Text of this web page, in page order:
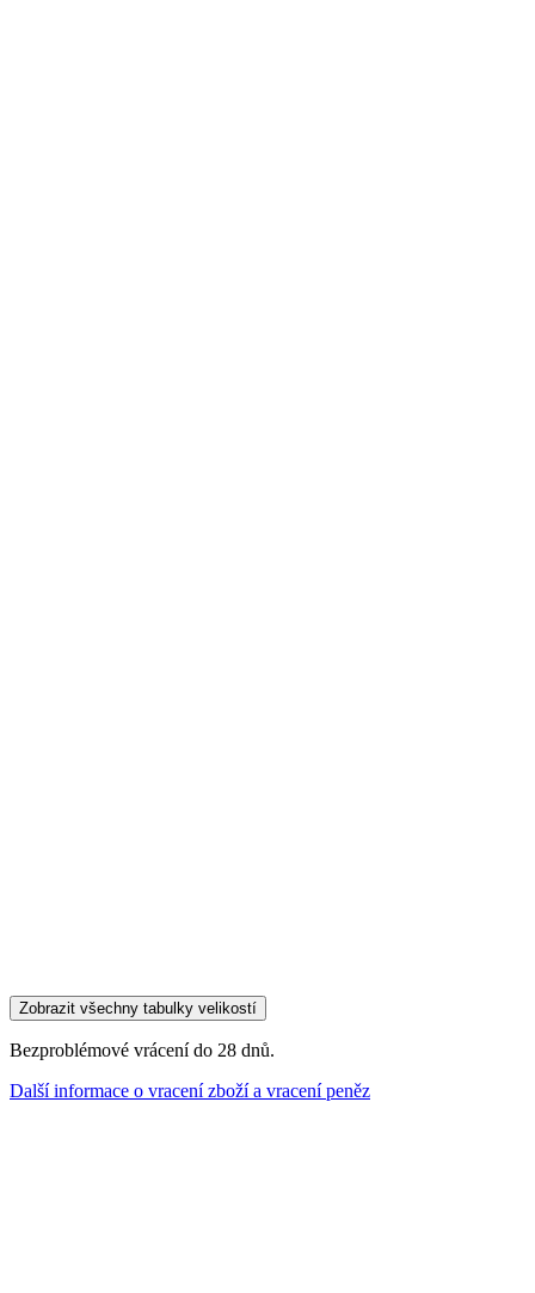
Zobrazit všechny tabulky velikostí
Bezproblémové vrácení do 28 dnů.
Další informace o vracení zboží a vracení peněz